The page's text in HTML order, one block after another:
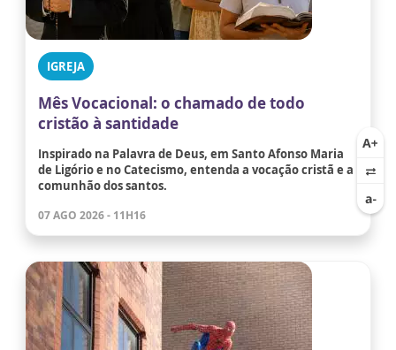
IGREJA
Mês Vocacional: o chamado de todo
cristão à santidade
Inspirado na Palavra de Deus, em Santo Afonso Maria
de Ligório e no Catecismo, entenda a vocação cristã e a
comunhão dos santos.
07 AGO 2026 - 11H16